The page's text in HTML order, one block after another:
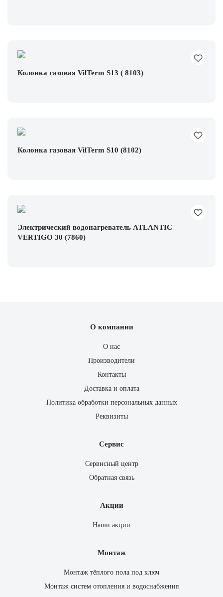
Колонка газовая VilTerm S13 ( 8103)
Колонка газовая VilTerm S10 (8102)
Электрический водонагреватель ATLANTIC
VERTIGO 30 (7860)
О компании
О нас
Производители
Контакты
Доставка и оплата
Политика обработки персональных данных
Реквизиты
Сервис
Сервисный центр
Обратная связь
Акции
Наши акции
Монтаж
Монтаж тёплого пола под ключ
Монтаж систем отопления и водоснабжения